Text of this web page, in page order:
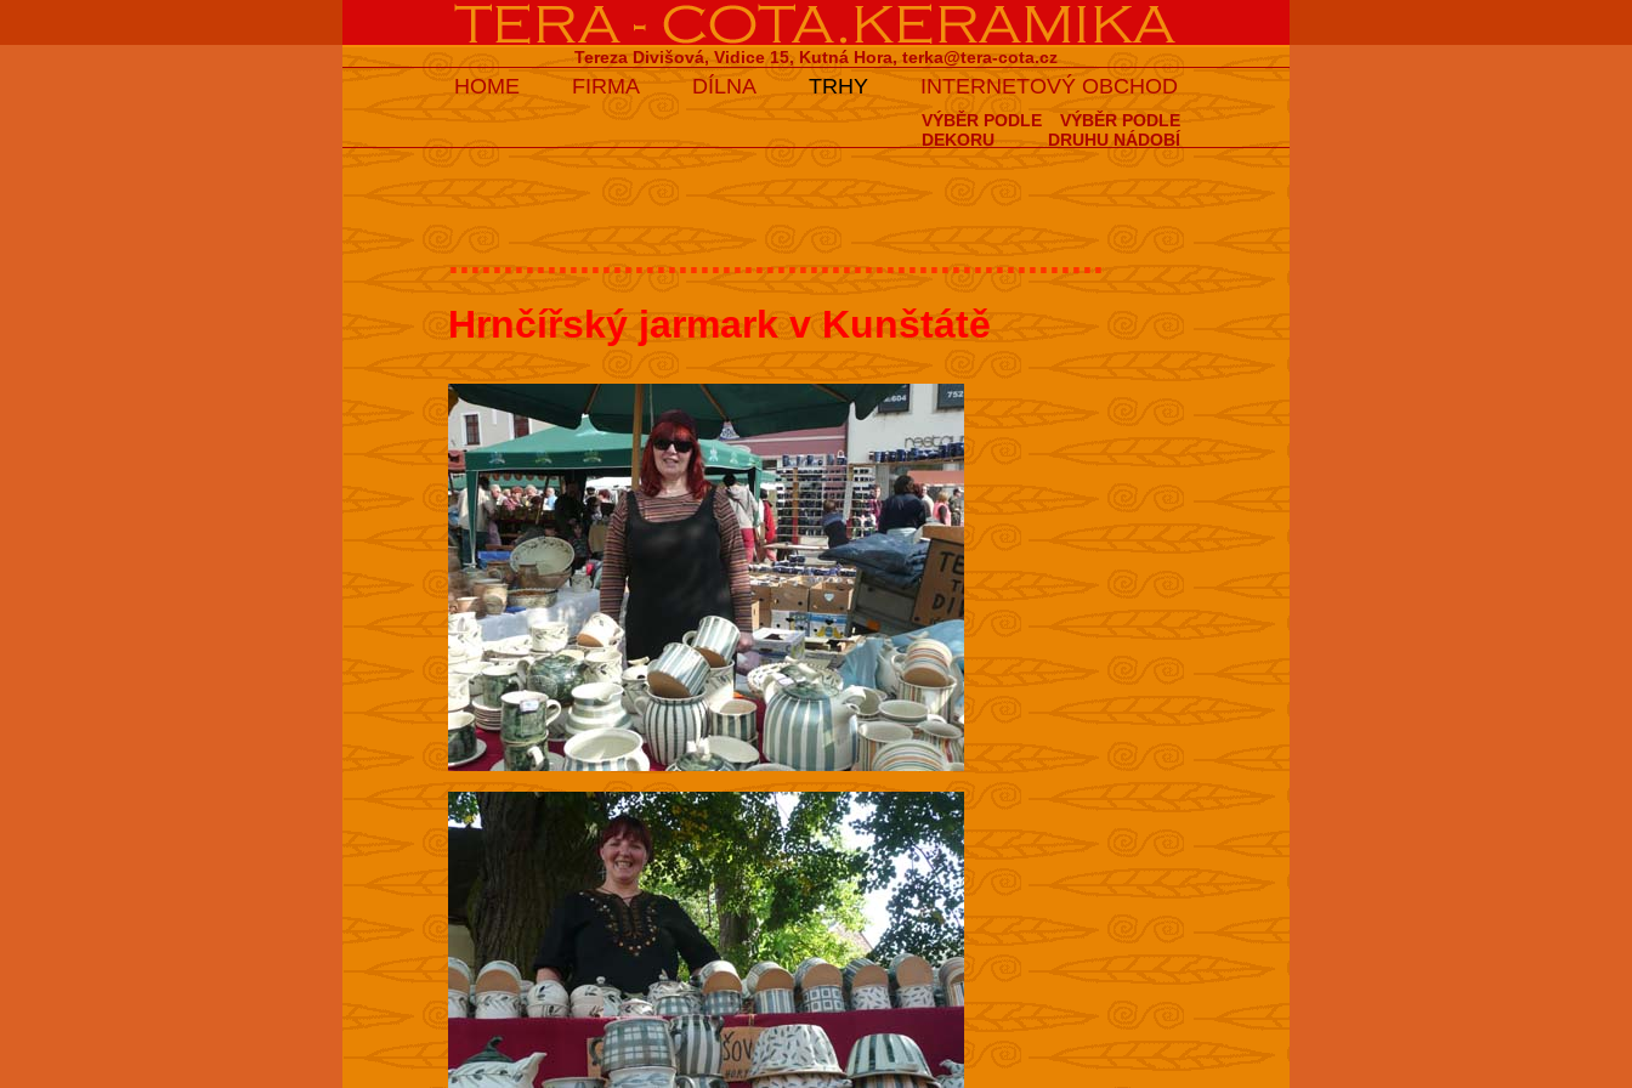
Tereza Divišová, Vidice 15, Kutná Hora, terka@tera-cota.cz
HOME FIRMA DÍLNA TRHY INTERNETOVÝ OBCHOD
VÝBĚR PODLE
DRUHU NÁDOBÍ
VÝBĚR PODLE
DEKORU
............................................................
Hrnčířský jarmark v Kunštátě